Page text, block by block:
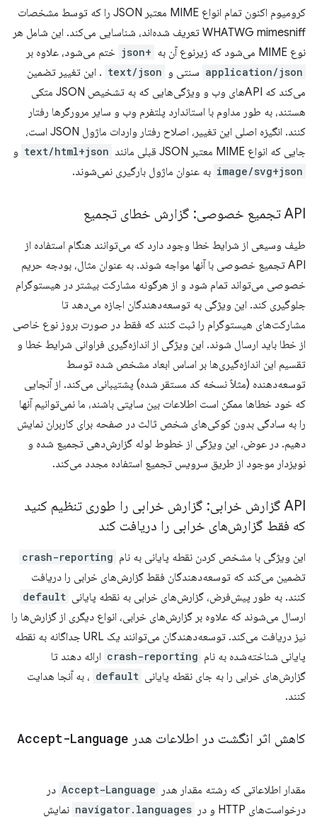
کرومیوم اکنون تمام انواع MIME معتبر JSON را که توسط مشخصات
WHATWG mimesniff تعریف شده‌اند، شناسایی می‌کند. این شامل هر
نوع MIME می‌شود که زیرنوع آن به
+json ختم می‌شود، علاوه بر
application/json سنتی و text/json . این تغییر تضمین
می‌کند که APIهای وب و ویژگی‌هایی که به تشخیص JSON متکی
هستند، به طور مداوم با استاندارد پلتفرم وب و سایر مرورگرها رفتار
کنند. انگیزه اصلی این تغییر، اصلاح رفتار واردات ماژول JSON است،
جایی که انواع MIME معتبر JSON قبلی مانند
text/html+json و
image/svg+json به عنوان ماژول بارگیری نمی‌شوند.
API تجمیع خصوصی: گزارش خطای تجمیع
طیف وسیعی از شرایط خطا وجود دارد که می‌توانند هنگام استفاده از
API تجمیع خصوصی با آنها مواجه شوند. به عنوان مثال، بودجه حریم
خصوصی می‌تواند تمام شود و از هرگونه مشارکت بیشتر در هیستوگرام
جلوگیری کند. این ویژگی به توسعه‌دهندگان اجازه می‌دهد تا
مشارکت‌های هیستوگرام را ثبت کنند که فقط در صورت بروز نوع خاصی
از خطا باید ارسال شوند. این ویژگی از اندازه‌گیری فراوانی شرایط خطا و
تقسیم این اندازه‌گیری‌ها بر اساس ابعاد مشخص شده توسط
توسعه‌دهنده (مثلاً نسخه کد مستقر شده) پشتیبانی می‌کند. از آنجایی
که خود خطاها ممکن است اطلاعات بین سایتی باشند، ما نمی‌توانیم آنها
را به سادگی بدون کوکی‌های شخص ثالث در صفحه برای کاربران نمایش
دهیم. در عوض، این ویژگی از خطوط لوله گزارش‌دهی تجمیع شده و
نویزدار موجود از طریق سرویس تجمیع استفاده مجدد می‌کند.
API گزارش خرابی: گزارش خرابی را طوری تنظیم کنید
که فقط گزارش‌های خرابی را دریافت کند
این ویژگی با مشخص کردن نقطه پایانی به نام crash-reporting
تضمین می‌کند که توسعه‌دهندگان فقط گزارش‌های خرابی را دریافت
کنند. به طور پیش‌فرض، گزارش‌های خرابی به نقطه پایانی default
ارسال می‌شوند که علاوه بر گزارش‌های خرابی، انواع دیگری از گزارش‌ها را
نیز دریافت می‌کند. توسعه‌دهندگان می‌توانند یک URL جداگانه به نقطه
پایانی شناخته‌شده به نام crash-reporting ارائه دهند تا
گزارش‌های خرابی را به جای نقطه پایانی default ، به آنجا هدایت
کنند.
کاهش اثر انگشت در اطلاعات هدر Accept-Language
مقدار اطلاعاتی که رشته مقدار هدر Accept-Language در
درخواست‌های HTTP و در
navigator.languages ​​نمایش